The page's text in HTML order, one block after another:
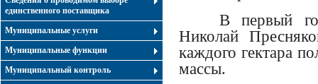
единственного поставщика
Муниципальные услуги
Муниципальные функции
Муниципальный контроль
В первый
Николай
каждого гектара
массы.